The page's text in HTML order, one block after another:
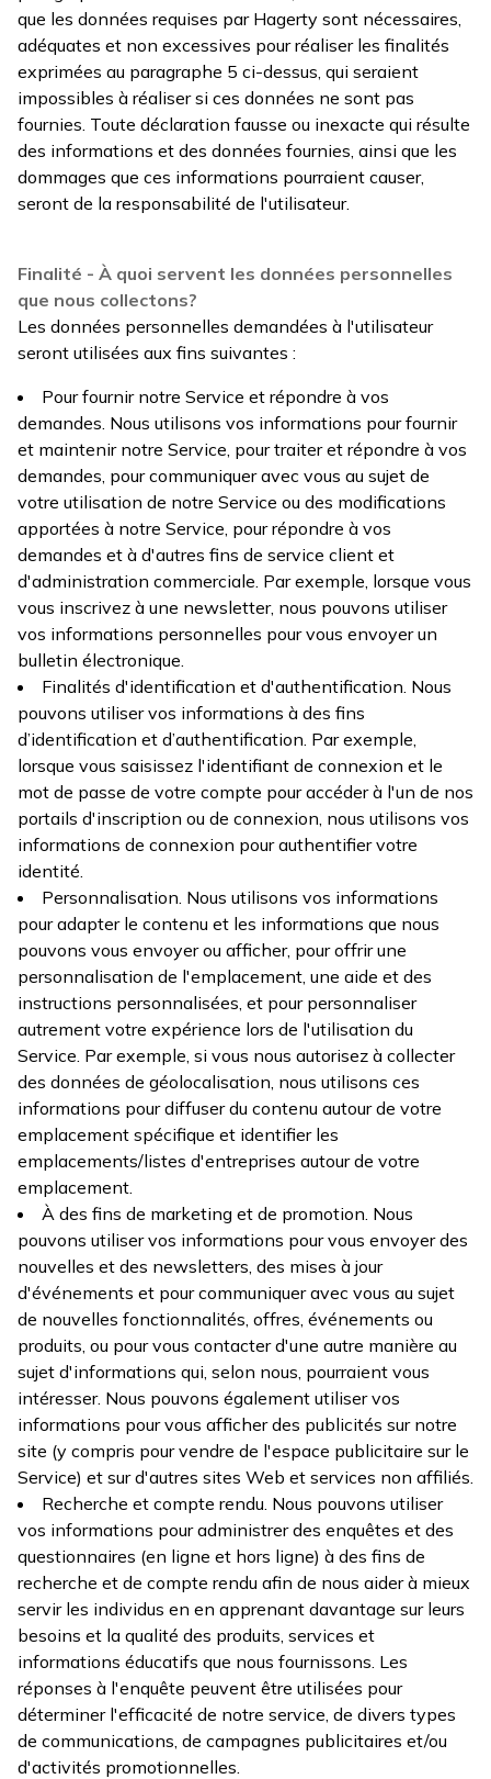
que les données requises par Hagerty sont nécessaires,
adéquates et non excessives pour réaliser les finalités
exprimées au paragraphe 5 ci-dessus, qui seraient
impossibles à réaliser si ces données ne sont pas
fournies. Toute déclaration fausse ou inexacte qui résulte
des informations et des données fournies, ainsi que les
dommages que ces informations pourraient causer,
seront de la responsabilité de l'utilisateur.
Finalité - À quoi servent les données personnelles
que nous collectons?
Les données personnelles demandées à l'utilisateur
seront utilisées aux fins suivantes :
Pour fournir notre Service et répondre à vos
demandes. Nous utilisons vos informations pour fournir
et maintenir notre Service, pour traiter et répondre à vos
demandes, pour communiquer avec vous au sujet de
votre utilisation de notre Service ou des modifications
apportées à notre Service, pour répondre à vos
demandes et à d'autres fins de service client et
d'administration commerciale. Par exemple, lorsque vous
vous inscrivez à une newsletter, nous pouvons utiliser
vos informations personnelles pour vous envoyer un
bulletin électronique.
Finalités d'identification et d'authentification. Nous
pouvons utiliser vos informations à des fins
d’identification et d’authentification. Par exemple,
lorsque vous saisissez l'identifiant de connexion et le
mot de passe de votre compte pour accéder à l'un de nos
portails d'inscription ou de connexion, nous utilisons vos
informations de connexion pour authentifier votre
identité.
Personnalisation. Nous utilisons vos informations
pour adapter le contenu et les informations que nous
pouvons vous envoyer ou afficher, pour offrir une
personnalisation de l'emplacement, une aide et des
instructions personnalisées, et pour personnaliser
autrement votre expérience lors de l'utilisation du
Service. Par exemple, si vous nous autorisez à collecter
des données de géolocalisation, nous utilisons ces
informations pour diffuser du contenu autour de votre
emplacement spécifique et identifier les
emplacements/listes d'entreprises autour de votre
emplacement.
À des fins de marketing et de promotion. Nous
pouvons utiliser vos informations pour vous envoyer des
nouvelles et des newsletters, des mises à jour
d'événements et pour communiquer avec vous au sujet
de nouvelles fonctionnalités, offres, événements ou
produits, ou pour vous contacter d'une autre manière au
sujet d'informations qui, selon nous, pourraient vous
intéresser. Nous pouvons également utiliser vos
informations pour vous afficher des publicités sur notre
site (y compris pour vendre de l'espace publicitaire sur le
Service) et sur d'autres sites Web et services non affiliés.
Recherche et compte rendu. Nous pouvons utiliser
vos informations pour administrer des enquêtes et des
questionnaires (en ligne et hors ligne) à des fins de
recherche et de compte rendu afin de nous aider à mieux
servir les individus en en apprenant davantage sur leurs
besoins et la qualité des produits, services et
informations éducatifs que nous fournissons. Les
réponses à l'enquête peuvent être utilisées pour
déterminer l'efficacité de notre service, de divers types
de communications, de campagnes publicitaires et/ou
d'activités promotionnelles.